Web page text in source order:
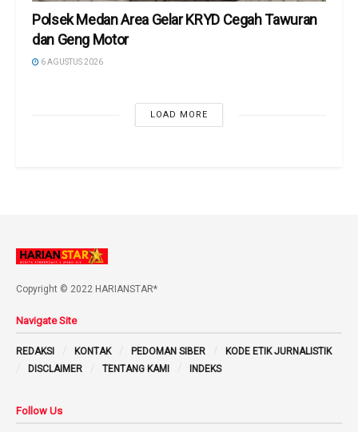
Polsek Medan Area Gelar KRYD Cegah Tawuran
dan Geng Motor
6 AGUSTUS 2026
LOAD MORE
Copyright © 2022 HARIANSTAR*
Navigate Site
REDAKSI KONTAK PEDOMAN SIBER
KODE ETIK JURNALISTIK
DISCLAIMER
TENTANG KAMI INDEKS
Follow Us